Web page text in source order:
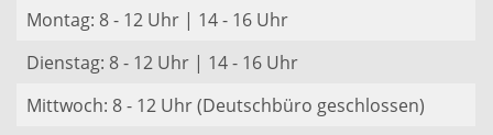
Montag: 8 - 12 Uhr | 14 - 16 Uhr
Dienstag: 8 - 12 Uhr | 14 - 16 Uhr
Mittwoch: 8 - 12 Uhr (Deutschbüro geschlossen)